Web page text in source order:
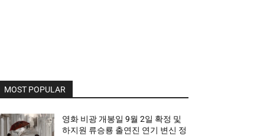
MOST POPULAR
영화 비광 개봉일 9월 2일 확정 및
하지원 류승룡 출연진 연기 변신 정